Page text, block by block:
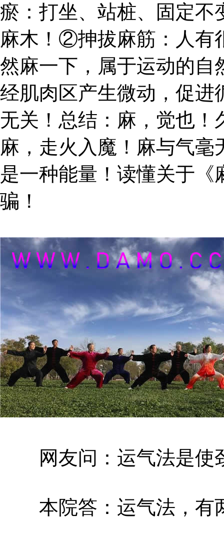
瘀：打坐、站桩、固定不
麻木！②抻拔麻筋：人有
然麻一下，属于运动的
经肌肉区产生微动，促进
无关！总结：麻，觉也
麻，走火入魔！麻与气
是一种能量！读懂关于
骗！
网友问：运气法是使
本院答：运气法，有